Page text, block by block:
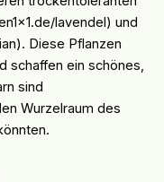
lavendel) und
Diese Pflanzen
schaffen ein schönes,
sind
Wurzelraum des